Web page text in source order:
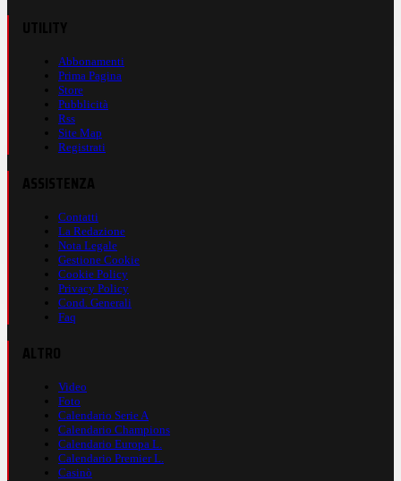
Abbonamenti
Prima Pagina
Store
Pubblicità
Rss
Site Map
Registrati
Contatti
La Redazione
Nota Legale
Gestione Cookie
Cookie Policy
Privacy Policy
Cond. Generali
Faq
Video
Foto
Calendario Serie A
Calendario Champions
Calendario Europa L.
Calendario Premier L.
Casinò